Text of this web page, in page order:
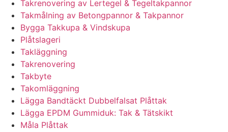
Takrenovering av Lertegel & Tegeltakpannor
Takmålning av Betongpannor & Takpannor
Bygga Takkupa & Vindskupa
Plåtslageri
Takläggning
Takrenovering
Takbyte
Takomläggning
Lägga Bandtäckt Dubbelfalsat Plåttak
Lägga EPDM Gummiduk: Tak & Tätskikt
Måla Plåttak